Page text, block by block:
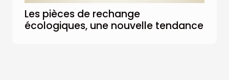
Les pièces de rechange
écologiques, une nouvelle tendance